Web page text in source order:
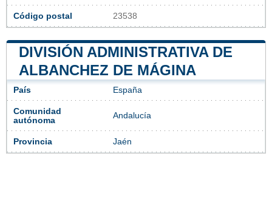
Código postal 23538
DIVISIÓN ADMINISTRATIVA DE
ALBANCHEZ DE MÁGINA
País España
Comunidad
autónoma
Andalucía
Provincia Jaén